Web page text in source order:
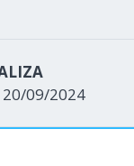
09/2024